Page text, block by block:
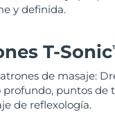
y definida.
T-Sonic
de masaje:
puntos de
de reflexología.